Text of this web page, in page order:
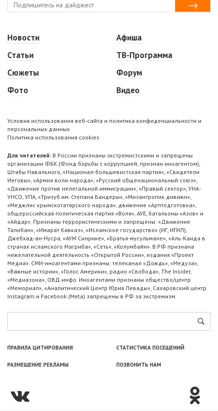
Новости
Статьи
Сюжеты
Фото
Афиша
ТВ-Программа
Форум
Видео
Условия использования веб-сайта и политика конфиденциальности и
персональных данных
Политика использования cookies
Для читателей: В России признаны экстремистскими и запрещены
организации ФБК (Фонд борьбы с коррупцией, признан иноагентом),
Штабы Навального, «Национал-большевистская партия», «Свидетели
Иеговы», «Армия воли народа», «Русский общенациональный союз»,
«Движение против нелегальной иммиграции», «Правый сектор», УНА-
УНСО, УПА, «Тризуб им. Степана Бандеры», «Мизантропик дивижн»,
«Меджлис крымскотатарского народа», движение «Артподготовка»,
общероссийская политическая партия «Воля», АУЕ, батальоны «Азов» и
«Айдар». Признаны террористическими и запрещены: «Движение
Талибан», «Имарат Кавказ», «Исламское государство» (ИГ, ИГИЛ),
Джебхад-ан-Нусра, «АУМ Синрике», «Братья-мусульмане», «Аль-Каида в
странах исламского Магриба», «Сеть», «Колумбайн». В РФ признана
нежелательной деятельность «Открытой России», издания «Проект
Медиа». СМИ-иноагентами признаны: телеканал «Дождь», «Медуза»,
«Важные истории», «Голос Америки», радио «Свобода», The Insider,
«Медиазона», ОВД-инфо. Иноагентами признаны общество/центр
«Мемориал», «Аналитический Центр Юрия Левады», Сахаровский центр.
Instagram и Facebook (Metа) запрещены в РФ за экстремизм.
ПРАВИЛА ЦИТИРОВАНИЯ СТАТИСТИКА ПОСЕЩЕНИЙ
РАЗМЕЩЕНИЕ РЕКЛАМЫ ПОЗВОНИТЬ НАМ